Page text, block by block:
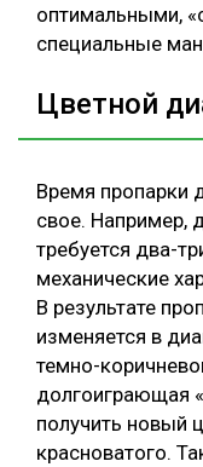
оптимальными,
специальные
Цветной
Время пропарки
свое. Например,
требуется два-
механические
В результате
изменяется в
темно-
долгоиграющая
получить новый
красноватого.